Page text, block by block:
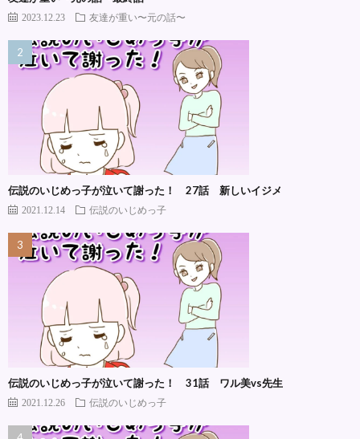
2023.12.23 友達が重い〜元の話〜
伝説のいじめっ子が泣いて謝った！ 27話 新しいイジメ
2021.12.14 伝説のいじめっ子
伝説のいじめっ子が泣いて謝った！ 31話 ワル美vs先生
2021.12.26 伝説のいじめっ子